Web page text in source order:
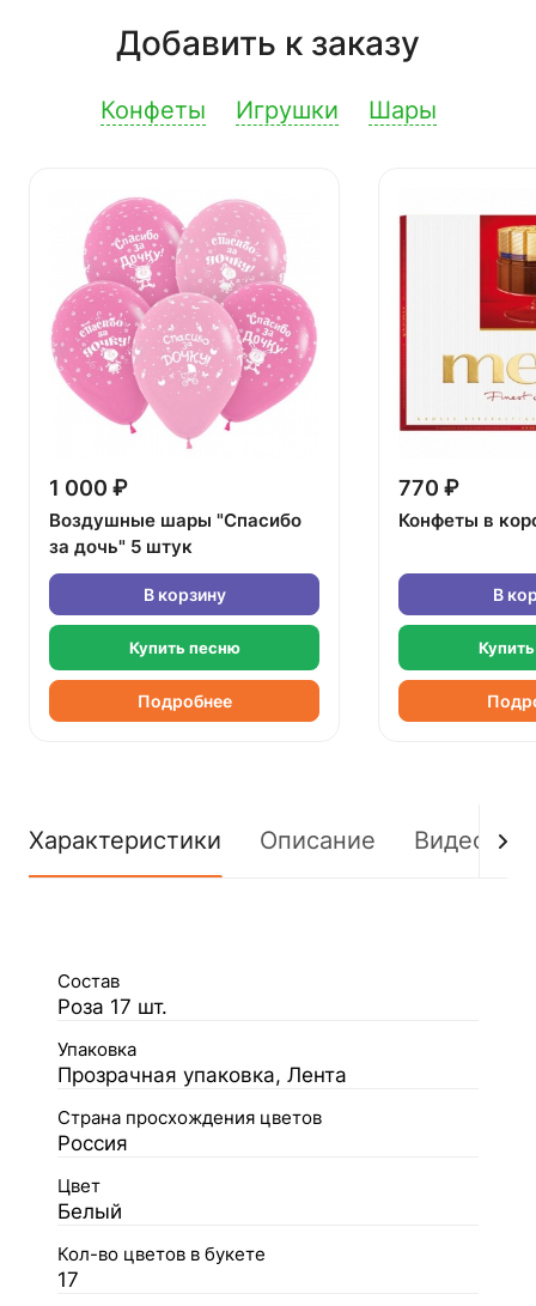
Добавить к заказу
Конфеты Игрушки Шары
1 000 ₽
Воздушные шары "Спасибо
за дочь" 5 штук
В корзину
Купить песню
Подробнее
770 ₽
Конфеты в
В
Характеристики Описание Видео
Состав
Роза 17 шт.
Упаковка
Прозрачная упаковка, Лента
Страна просхождения цветов
Россия
Цвет
Белый
Кол-во цветов в букете
17